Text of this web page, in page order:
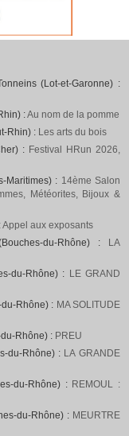
(Lot-et-Garonne) :
:Au nom de la pomme
Rhin) : Les arts du bois
: Festival HRun 2026,
Maritimes) : 14ème Salon
Météorites, Bijoux &
Appel aux exposants
du-Rhône) :
LA
du-Rhône) : LE GRAND
Rhône) : MA SOLITUDE
Rhône) : PREU
du-Rhône) : LA GRANDE
du-Rhône) : REMOUL :
du-Rhône) : MEURTRE